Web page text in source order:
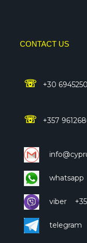
CONTACT US
☏ +30
☏ +357
whatsapp
viber
telegram